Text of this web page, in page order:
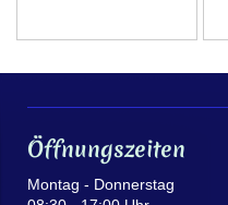
Öffnungszeiten
Montag - Donnerstag